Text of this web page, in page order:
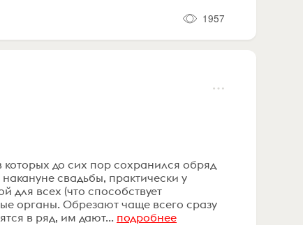
1957
до сих пор сохранился обряд
свадьбы, практически у
для всех (что способствует
органы. Обрезают чаще всего сразу
в ряд, им дают... подробнее